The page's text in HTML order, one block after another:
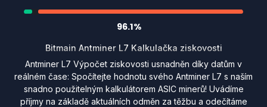
96.1%
Bitmain Antminer L7 Kalkulačka ziskovosti
Antminer L7 Výpočet ziskovosti usnadněn díky datům v
reálném čase: Spočítejte hodnotu svého Antminer L7 s naším
snadno použitelným kalkulátorem ASIC minerů! Uvádíme
příjmy na základě aktuálních odměn za těžbu a odečítáme